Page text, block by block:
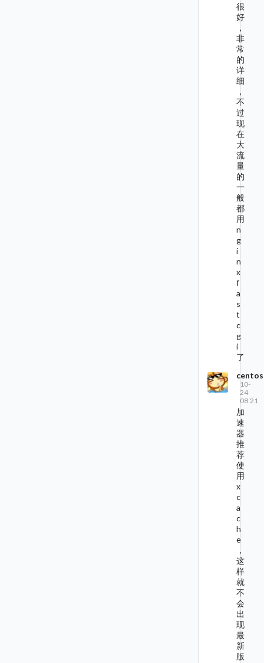
很
好
，
非
常
的
详
细
，
不
过
现
在
大
流
量
的
一
般
都
用
n
g
i
n
x
f
a
s
t
c
g
i
了
centos
10-
24
08:21
加
速
器
推
荐
使
用
x
c
a
c
h
e
，
这
样
就
不
会
出
现
最
新
版